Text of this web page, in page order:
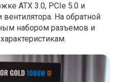
ATX 3.0, PCIe 5.0 и
На обратной
набором разъемов и